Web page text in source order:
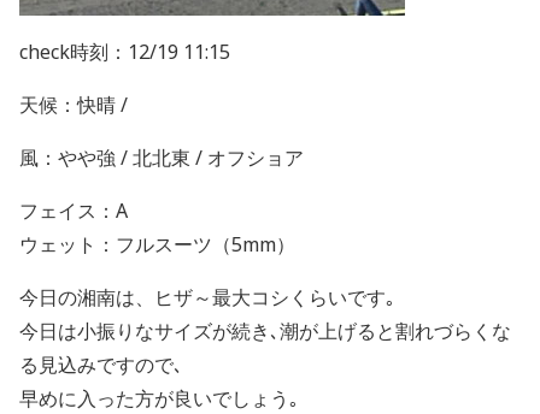
check時刻：12/19 11:15
天候：快晴 /
風：やや強 / 北北東 / オフショア
フェイス：A
ウェット：フルスーツ（5mm）
今日の湘南は、ヒザ～最大コシくらいです｡
今日は小振りなサイズが続き､潮が上げると割れづらくな
る見込みですので､
早めに入った方が良いでしょう｡